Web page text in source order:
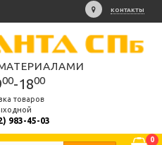
КОНТАКТЫ
00-1800
товаров
983-45-03
0